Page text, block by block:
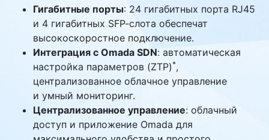
Гигабитные порты: 24 гигабитных порта RJ45
и 4 гигабитных SFP‑слота обеспечат
высокоскоростное подключение.
Интеграция с Omada SDN: автоматическая
настройка параметров (ZTP)*,
централизованное облачное управление
и умный мониторинг.
Централизованное управление: облачный
доступ и приложение Omada для